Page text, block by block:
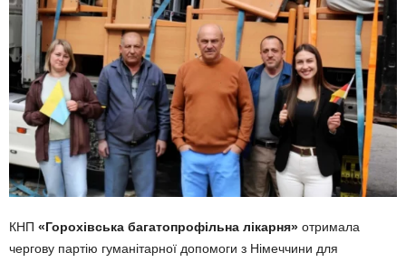
КНП «Горохівська багатопрофільна лікарня» отримала
чергову партію гуманітарної допомоги з Німеччини для